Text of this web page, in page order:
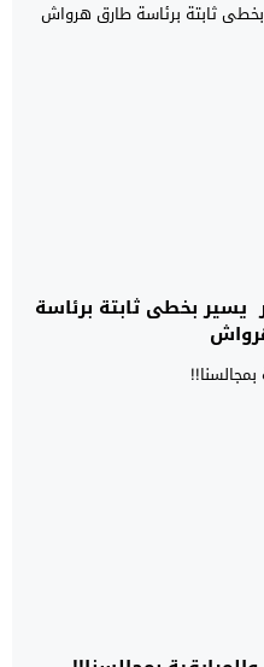
يسير بخطى ثابتة برئاسة